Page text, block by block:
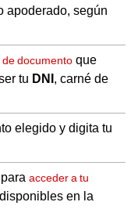
apoderado, según
de documento que
tu DNI, carné de
elegido y digita tu
acceder a tu
en la